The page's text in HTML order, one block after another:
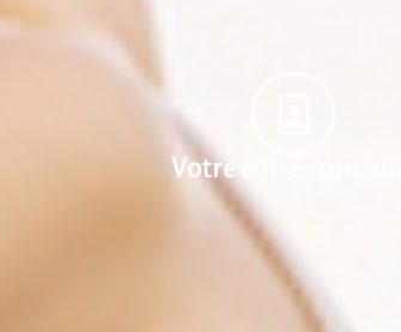
Votre entrée gratuite